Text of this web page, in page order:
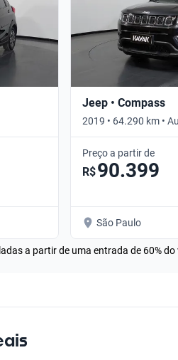
Jeep • Compass
2019 • 64.290 km •
Preço a partir de
R$90.399
São Paulo
a partir de uma entrada de 60%